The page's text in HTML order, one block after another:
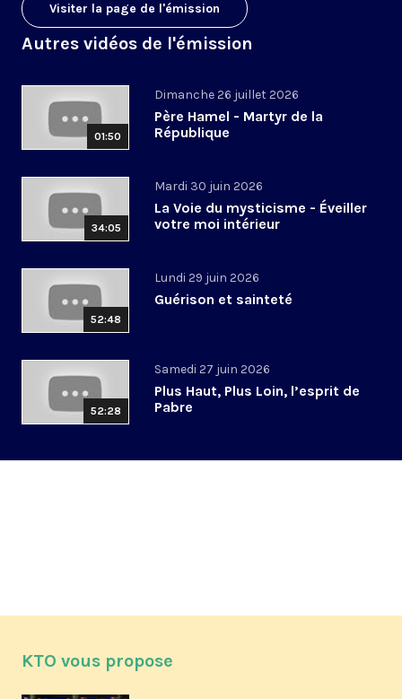
Visiter la page de l'émission
Autres vidéos de l'émission
01:50
Dimanche 26 juillet 2026
Père Hamel - Martyr de la
République
34:05
Mardi 30 juin 2026
La Voie du mysticisme - Éveiller
votre moi intérieur
52:48
Lundi 29 juin 2026
Guérison et sainteté
52:28
Samedi 27 juin 2026
Plus Haut, Plus Loin, l’esprit de
Pabre
KTO vous propose